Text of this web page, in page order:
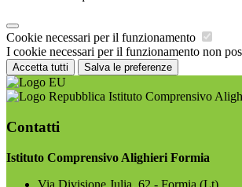
Cookie necessari per il funzionamento
I cookie necessari per il funzionamento non
Accetta tutti Salva le preferenze
Istituto Comprensivo
Contatti
Istituto Comprensivo Alighieri Formia
Via Divisione Julia, 62 - Formia (Lt)